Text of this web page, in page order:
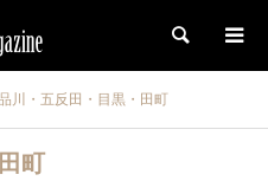
検索
川・五反田・目黒・田町
町